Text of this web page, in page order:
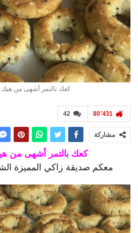
كعك بالتمر أشهى من
42 80٬431
مشاركة
كعك بالتمر أشهى من
معكم صديقة زاكي المميزة